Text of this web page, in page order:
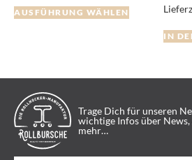
AUSFÜHRUNG WÄHLEN
IN
Trage Dich für unseren
wichtige Infos über
mehr…